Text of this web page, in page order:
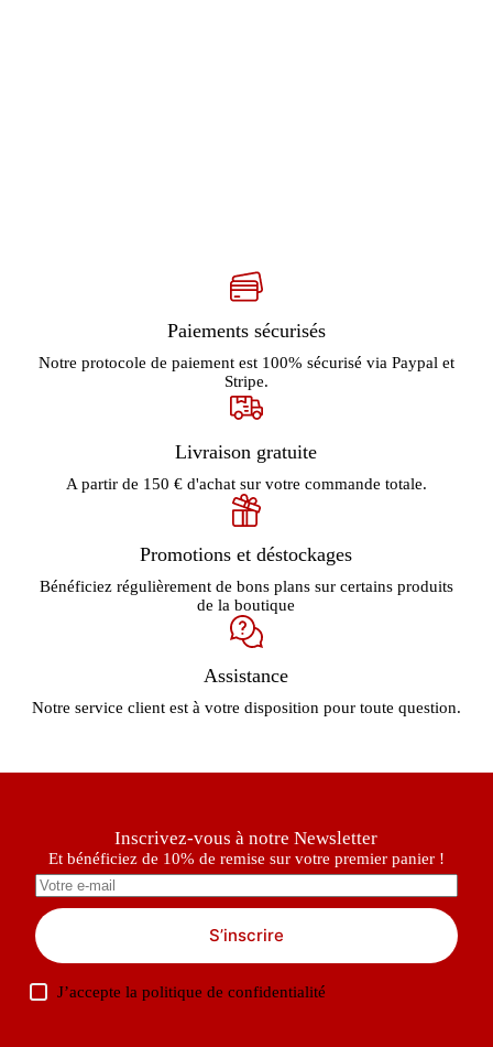
Paiements sécurisés
Notre protocole de paiement est 100% sécurisé via Paypal et
Stripe.
Livraison gratuite
A partir de 150 € d'achat sur votre commande totale.
Promotions et déstockages
Bénéficiez régulièrement de bons plans sur certains produits
de la boutique
Assistance
Notre service client est à votre disposition pour toute question.
Inscrivez-vous à notre Newsletter
Et bénéficiez de 10% de remise sur votre premier panier !
S’inscrire
J’accepte lapolitique de confidentialité